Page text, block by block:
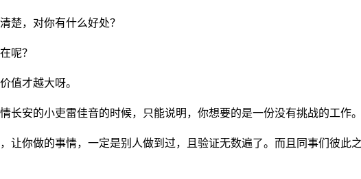
楚，对你有什么好处？
呢？
值才越大呀。
长安的小吏雷佳音的时候，只能说明，你想要的是一份没有挑战的工作
让你做的事情，一定是别人做到过，且验证无数遍了。而且同事们彼此